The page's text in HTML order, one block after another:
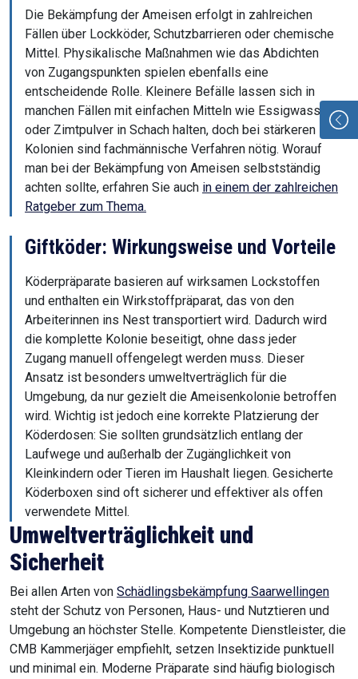
Die Bekämpfung der Ameisen erfolgt in zahlreichen
Fällen über Lockköder, Schutzbarrieren oder chemische
Mittel. Physikalische Maßnahmen wie das Abdichten
von Zugangspunkten spielen ebenfalls eine
entscheidende Rolle. Kleinere Befälle lassen sich in
manchen Fällen mit einfachen Mitteln wie Essigwasser
oder Zimtpulver in Schach halten, doch bei stärkeren
Kolonien sind fachmännische Verfahren nötig. Worauf
man bei der Bekämpfung von Ameisen selbstständig
achten sollte, erfahren Sie auch in einem der zahlreichen
Ratgeber zum Thema.
Giftköder: Wirkungsweise und Vorteile
Köderpräparate basieren auf wirksamen Lockstoffen
und enthalten ein Wirkstoffpräparat, das von den
Arbeiterinnen ins Nest transportiert wird. Dadurch wird
die komplette Kolonie beseitigt, ohne dass jeder
Zugang manuell offengelegt werden muss. Dieser
Ansatz ist besonders umweltverträglich für die
Umgebung, da nur gezielt die Ameisenkolonie betroffen
wird. Wichtig ist jedoch eine korrekte Platzierung der
Köderdosen: Sie sollten grundsätzlich entlang der
Laufwege und außerhalb der Zugänglichkeit von
Kleinkindern oder Tieren im Haushalt liegen. Gesicherte
Köderboxen sind oft sicherer und effektiver als offen
verwendete Mittel.
Umweltverträglichkeit und
Sicherheit
Bei allen Arten von Schädlingsbekämpfung Saarwellingen
steht der Schutz von Personen, Haus- und Nutztieren und
Umgebung an höchster Stelle. Kompetente Dienstleister, die
CMB Kammerjäger empfiehlt, setzen Insektizide punktuell
und minimal ein. Moderne Präparate sind häufig biologisch